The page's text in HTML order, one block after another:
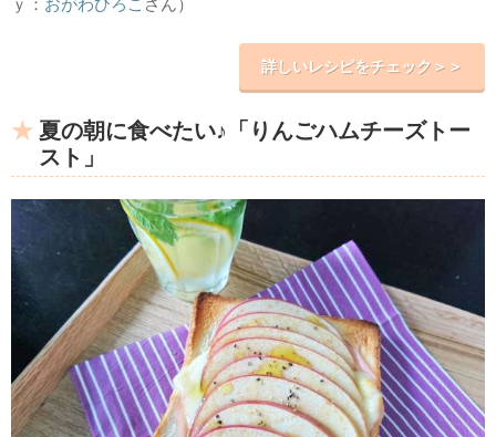
ｙ： おがわひろこ さん）
詳しいレシピをチェック＞＞
夏の朝に食べたい♪「りんごハムチーズトー
スト」